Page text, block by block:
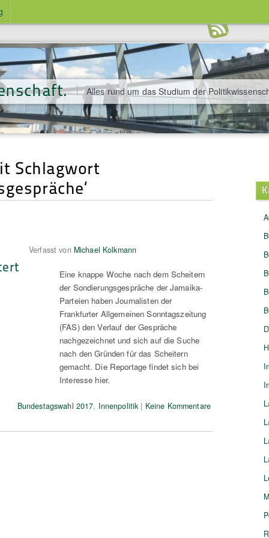
Alles rund um das Studium der
Schlagwort
Verfasst von Michael Kolkmann
Eine knappe Woche nach dem Scheitern
der Sondierungsgespräche der Jamaika-
Parteien haben Journalisten der
Frankfurter Allgemeinen Sonntagszeitung
(FAS) den Verlauf der Gespräche
nachgezeichnet und sich auf die Suche
nach den Gründen für das Scheitern
gemacht. Die Reportage findet sich bei
Interesse hier.
Bundestagswahl 2017, Innenpolitik | Keine Kommentare